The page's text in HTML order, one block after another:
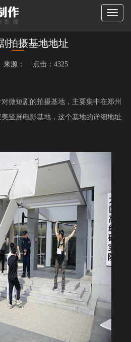
切
拍摄基地地址
来源： 点击：4325
微短剧的拍摄基地，主要集中在郑州
竖屏电影基地，这个基地的详细地址